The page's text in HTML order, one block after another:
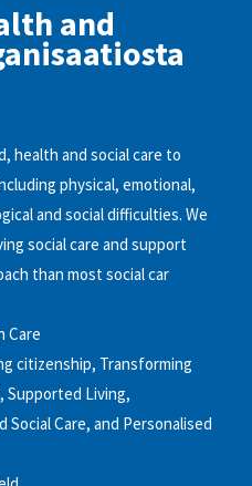
and
health and social care to
physical, emotional,
and social difficulties. We
social care and support
than most social car
Care
citizenship, Transforming
Supported Living,
Care, and Personalised